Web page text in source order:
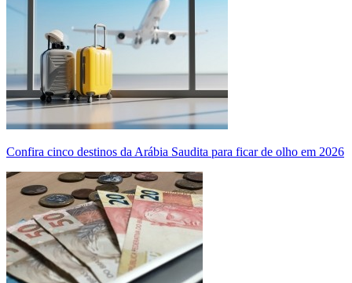
Confira cinco destinos da Arábia Saudita para ficar de olho em 2026